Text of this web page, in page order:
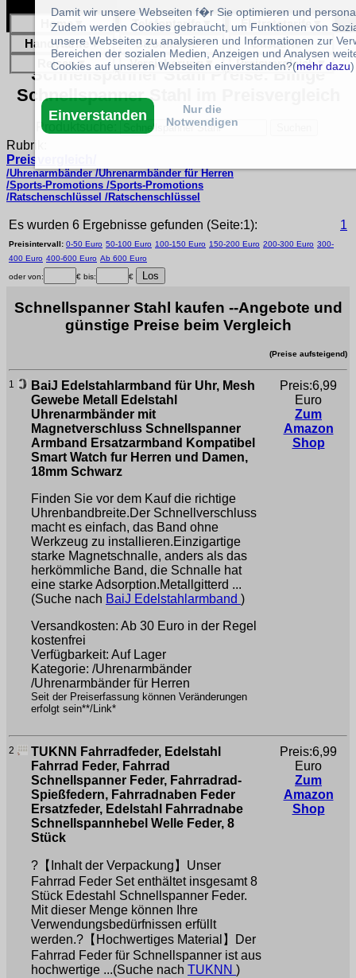
Home▼ Telefontarife▼ Flatratetarife▼
Handytarife ▼ Stromtarife▼ Gastarife▼
Reisen▼ Versicherung▼ Preisvergleich▼
Schnellspanner Stahl Preise: Billige
Schnellspanner Stahl im Preisvergleich
Produktsuche:
Rubrik:
Preisvergleich/
/Uhrenarmbänder /Uhrenarmbänder für Herren
/Sports-Promotions /Sports-Promotions
/Ratschenschlüssel /Ratschenschlüssel
Es wurden 6 Ergebnisse gefunden (Seite:1): 1
Preisintervall: 0-50 Euro 50-100 Euro 100-150 Euro 150-200 Euro 200-300 Euro 300-
400 Euro 400-600 Euro Ab 600 Euro
oder von: € bis: €
Schnellspanner Stahl kaufen --Angebote und
günstige Preise beim Vergleich
(Preise aufsteigend)
1
BaiJ Edelstahlarmband für Uhr, Mesh
Gewebe Metall Edelstahl
Uhrenarmbänder mit
Magnetverschluss Schnellspanner
Armband Ersatzarmband Kompatibel
Smart Watch fur Herren und Damen,
18mm Schwarz
Finden Sie vor dem Kauf die richtige
Uhrenbandbreite.Der Schnellverschluss
macht es einfach, das Band ohne
Werkzeug zu installieren.Einzigartige
starke Magnetschnalle, anders als das
herkömmliche Band, die Schnalle hat
eine starke Adsorption.Metallgitterd ...
(Suche nach BaiJ Edelstahlarmband )
Versandkosten: Ab 30 Euro in der Regel
kostenfrei
Verfügbarkeit: Auf Lager
Kategorie: /Uhrenarmbänder
/Uhrenarmbänder für Herren
Seit der Preiserfassung können Veränderungen
erfolgt sein**/Link*
Preis:6,99
Euro
Zum
Amazon
Shop
2
TUKNN Fahrradfeder, Edelstahl
Fahrrad Feder, Fahrrad
Schnellspanner Feder, Fahrradrad-
Spießfedern, Fahrradnaben Feder
Ersatzfeder, Edelstahl Fahrradnabe
Schnellspannhebel Welle Feder, 8
Stück
?【Inhalt der Verpackung】Unser
Fahrrad Feder Set enthältet insgesamt 8
Stück Edestahl Schnellspanner Feder.
Mit dieser Menge können Ihre
Verwendungsbedürfnissen erfüllt
werden.?【Hochwertiges Material】Der
Fahrrad Feder für Schnellspanner ist aus
hochwertige ...(Suche nach TUKNN )
Preis:6,99
Euro
Zum
Amazon
Shop
Damit wir unsere Webseiten f�r Sie optimieren und
Zudem werden Cookies gebraucht, um Funktionen von
unsere Webseiten zu analysieren und Informationen zur
Bereichen der sozialen Medien, Anzeigen und Analysen
Cookies auf unseren Webseiten einverstanden?(mehr dazu)
Einverstanden
Nur die
Notwendigen